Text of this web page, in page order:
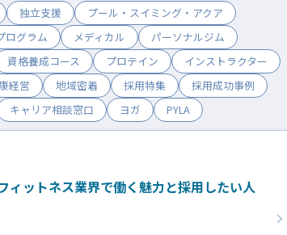
独立支援
プール・スイミング・アクア
ログラム メディカル
パーソナルジム
資格養成コース プロテイン
インストラクター
経営 地域密着 採用特集
採用成功事例
キャリア相談窓口 ヨガ PYLA
ィットネス業界で働く魅力と採用したい人